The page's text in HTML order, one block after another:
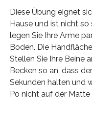
Diese Übung eignet
Hause und ist nicht so
legen Sie Ihre Arme
Boden. Die
Stellen Sie Ihre Beine
Becken so an, dass
Sekunden halten und
Po nicht auf der Matte